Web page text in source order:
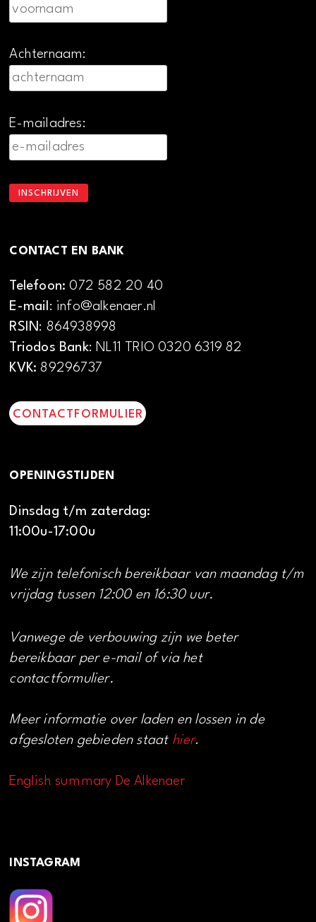
Achternaam:
E-mailadres:
CONTACT EN BANK
Telefoon:072 582 20 40
E-mail: info@alkenaer.nl
RSIN: 864938998
Triodos Bank: NL11 TRIO 0320 6319 82
KVK: 89296737
CONTACTFORMULIER
OPENINGSTIJDEN
Dinsdag t/m zaterdag:
11:00u-17:00u
We zijn telefonisch bereikbaar van maandag t/m
vrijdag tussen 12:00 en 16:30 uur.
Vanwege de verbouwing zijn we beter
bereikbaar per e-mail of via het
contactformulier.
Meer informatie over laden en lossen in de
afgesloten gebieden staat hier.
English summary De Alkenaer
INSTAGRAM